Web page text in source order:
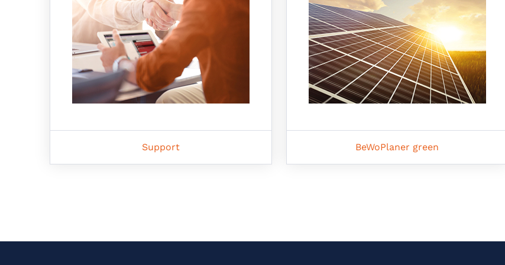
Support BeWoPlaner green